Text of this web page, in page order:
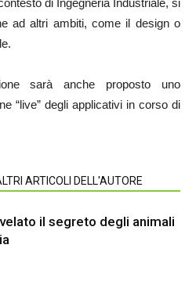
di Ingegneria Industriale, si
ad altri ambiti, come il design o
sarà anche proposto uno
“live” degli applicativi in corso di
ARTICOLI DELL'AUTORE
il segreto degli animali